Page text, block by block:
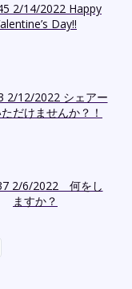
2/14/2022 Happy
Day!!
2/12/2022 シェアー
だけませんか？！
2/6/2022 何をし
ますか？